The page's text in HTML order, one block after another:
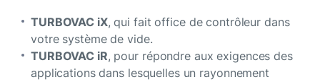
TURBOVAC iX, qui fait office de contrôleur dans
votre système de vide.
TURBOVAC iR, pour répondre aux exigences des
applications dans lesquelles un rayonnement